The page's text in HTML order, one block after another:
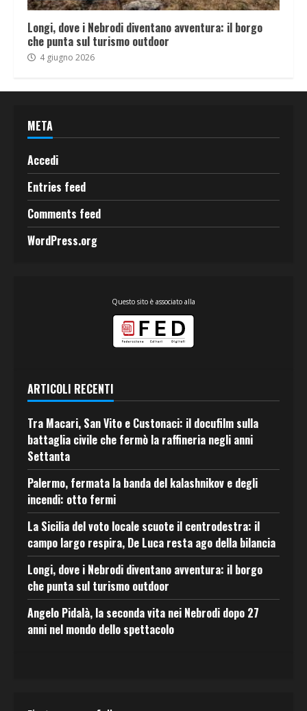
Longi, dove i Nebrodi diventano avventura: il borgo
che punta sul turismo outdoor
4 giugno 2026
META
Accedi
Entries feed
Comments feed
WordPress.org
Questo sito è associato alla
ARTICOLI RECENTI
Tra Macari, San Vito e Custonaci: il docufilm sulla
battaglia civile che fermò la raffineria negli anni
Settanta
Palermo, fermata la banda del kalashnikov e degli
incendi: otto fermi
La Sicilia del voto locale scuote il centrodestra: il
campo largo respira, De Luca resta ago della bilancia
Longi, dove i Nebrodi diventano avventura: il borgo
che punta sul turismo outdoor
Angelo Pidalà, la seconda vita nei Nebrodi dopo 27
anni nel mondo dello spettacolo